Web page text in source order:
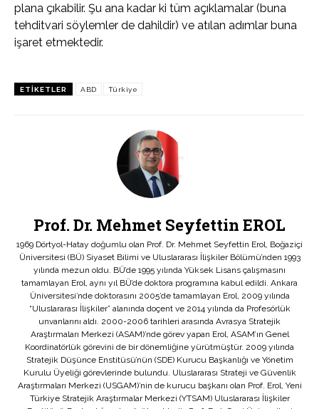
plana çıkabilir. Şu ana kadar ki tüm açıklamalar (buna
tehditvari söylemler de dahildir) ve atılan adımlar buna
işaret etmektedir.
ETIKETLER ABD Türkiye
Prof. Dr. Mehmet Seyfettin EROL
1969 Dörtyol-Hatay doğumlu olan Prof. Dr. Mehmet Seyfettin Erol, Boğaziçi
Üniversitesi (BÜ) Siyaset Bilimi ve Uluslararası İlişkiler Bölümü’nden 1993
yılında mezun oldu. BÜ’de 1995 yılında Yüksek Lisans çalışmasını
tamamlayan Erol, aynı yıl BÜ’de doktora programına kabul edildi. Ankara
Üniversitesi’nde doktorasını 2005’de tamamlayan Erol, 2009 yılında
“Uluslararası İlişkiler” alanında doçent ve 2014 yılında da Profesörlük
unvanlarını aldı. 2000-2006 tarihleri arasında Avrasya Stratejik
Araştırmaları Merkezi (ASAM)’nde görev yapan Erol, ASAM’ın Genel
Koordinatörlük görevini de bir dönemliğine yürütmüştür. 2009 yılında
Stratejik Düşünce Enstitüsü’nün (SDE) Kurucu Başkanlığı ve Yönetim
Kurulu Üyeliği görevlerinde bulundu. Uluslararası Strateji ve Güvenlik
Araştırmaları Merkezi (USGAM)’nin de kurucu başkanı olan Prof. Erol, Yeni
Türkiye Stratejik Araştırmalar Merkezi (YTSAM) Uluslararası İlişkiler